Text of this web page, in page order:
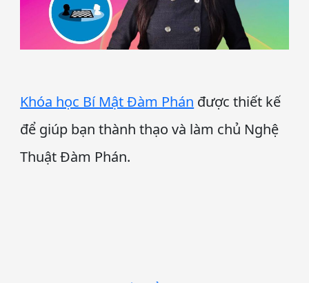
Khóa học Bí Mật Đàm Phán được thiết kế
để giúp bạn thành thạo và làm chủ Nghệ
Thuật Đàm Phán.